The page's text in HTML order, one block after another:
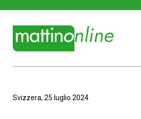
Svizzera, 25 luglio 2024